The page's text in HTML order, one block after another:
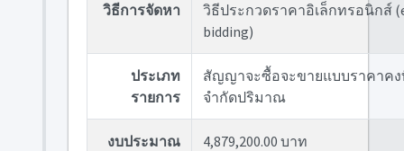
วิธีการจัดหา
วิธีประกวดราคาอิเล็กทรอนิกส์
bidding)
ประเภท
รายการ
สัญญาจะซื้อจะขายแบบราคาค
จำกัดปริมาณ
งบประมาณ 4,879,200.00 บาท